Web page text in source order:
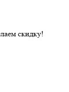
скидку!